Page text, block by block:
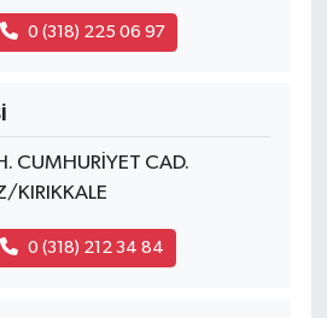
0 (318) 225 06 97
CUMHURİYET CAD.
KIRIKKALE
0 (318) 212 34 84